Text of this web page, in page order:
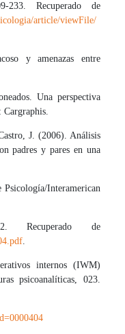
Recuperado de
article/viewFile/
y amenazas entre
Una perspectiva
Cargraphis.
J. (2006). Análisis
padres y pares en una
Psicología/Interamerican
Recuperado de
.
internos (IWM)
psicoanalíticas, 023.